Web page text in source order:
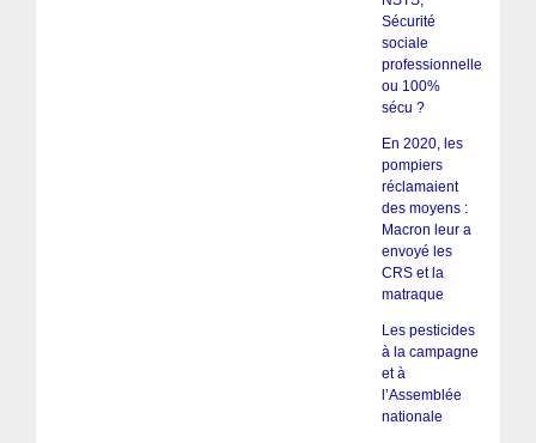
Sécurité
sociale
professionnelle
ou 100%
sécu ?
En 2020, les
pompiers
réclamaient
des moyens :
Macron leur a
envoyé les
CRS et la
matraque
Les pesticides
à la campagne
et à
l’Assemblée
nationale